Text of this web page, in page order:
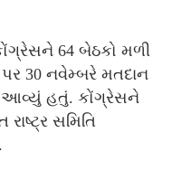
64 બેઠકો મળી
પર 30 નવેમ્બરે મતદાન
આવ્યું હતું. કોંગ્રેસને
રાષ્ટ્ર સમિતિ